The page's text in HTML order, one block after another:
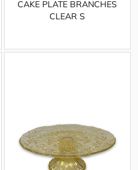
CAKE PLATE BRANCHES
CLEAR S